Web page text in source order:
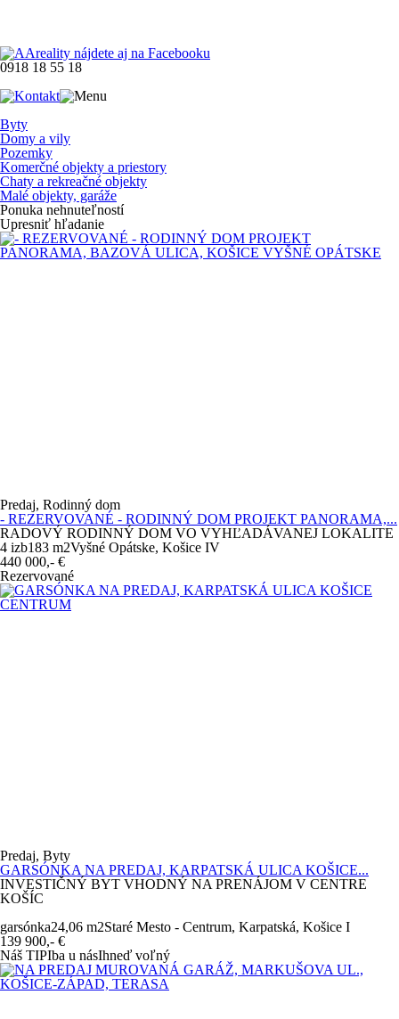
0918 18 55 18
Byty
Domy a vily
Pozemky
Komerčné objekty a priestory
Chaty a rekreačné objekty
Malé objekty, garáže
Ponuka nehnuteľností
Upresniť hľadanie
Predaj, Rodinný dom
- REZERVOVANÉ - RODINNÝ DOM PROJEKT PANORAMA,...
RADOVÝ RODINNÝ DOM VO VYHĽADÁVANEJ LOKALITE
4 izb183 m2Vyšné Opátske, Košice IV
440 000,- €
Rezervované
Predaj, Byty
GARSÓNKA NA PREDAJ, KARPATSKÁ ULICA KOŠICE...
INVESTIČNÝ BYT VHODNÝ NA PRENÁJOM V CENTRE
KOŠÍC
garsónka24,06 m2Staré Mesto - Centrum, Karpatská, Košice I
139 900,- €
Náš TIPIba u násIhneď voľný